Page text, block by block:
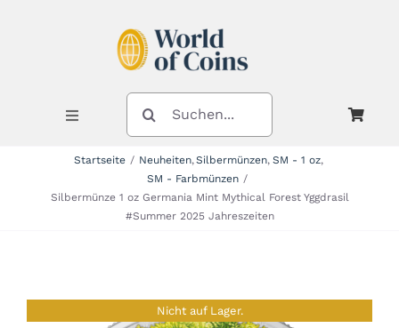
Toggle
Navigation
SUCHE
NACH:
Startseite Neuheiten Silbermünzen SM - 1 oz
SM - Farbmünzen
Silbermünze 1 oz Germania Mint Mythical Forest Yggdrasil
#Summer 2025 Jahreszeiten
Nicht auf Lager.